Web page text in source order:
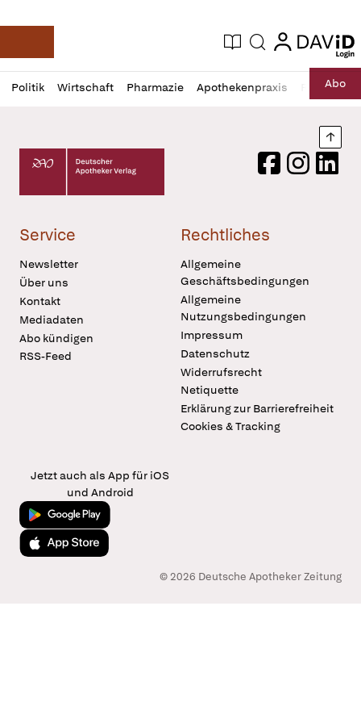
Deutsche Apotheker Zeitung
Aktuelle Ausgabe
Suche login
login
Politik Wirtschaft Pharmazie Apothekenpraxis RechtAbo
Profil
öffnen
Daz
Pur
Deutscher Apotheker Verlag Logo
FacebookInstagram
Service
Newsletter
Über uns
Kontakt
Mediadaten
Abo kündigen
RSS-Feed
Rechtliches
Allgemeine
Geschäftsbedingungen
Allgemeine
Nutzungsbedingungen
Impressum
Datenschutz
Widerrufsrecht
Netiquette
Erklärung zur Barrierefreiheit
Cookies & Tracking
Jetzt auch als App für iOS
und Android
Jetzt bei Google Play
Laden im App Store
© 2026 Deutsche Apotheker Zeitung